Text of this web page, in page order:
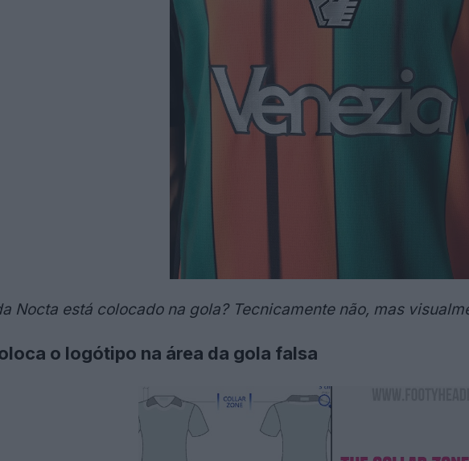
Nocta está colocado na gola? Tecnicamente não, mas
o logótipo na área da gola falsa